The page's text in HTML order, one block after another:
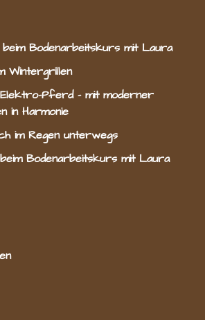
Bodenarbeitskurs mit Laura
Wintergrillen
Pferd – mit moderner
in Harmonie
im Regen unterwegs
Bodenarbeitskurs mit Laura